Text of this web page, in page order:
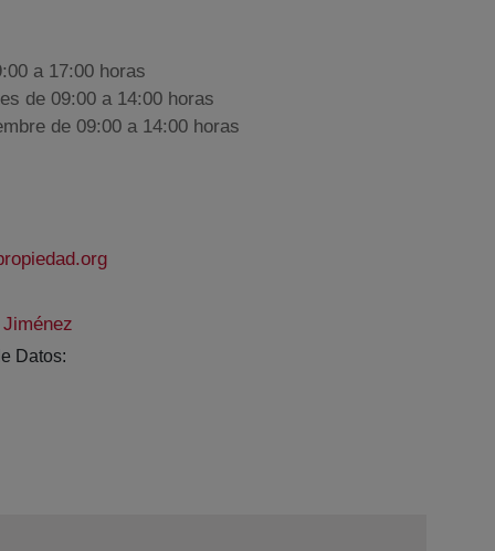
a 17:00 horas
de 09:00 a 14:00 horas
de 09:00 a 14:00 horas
Datos: